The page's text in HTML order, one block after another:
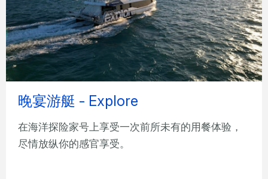
晚宴游艇 - Explore
在海洋探险家号上享受一次前所未有的用餐体验，
尽情放纵你的感官享受。